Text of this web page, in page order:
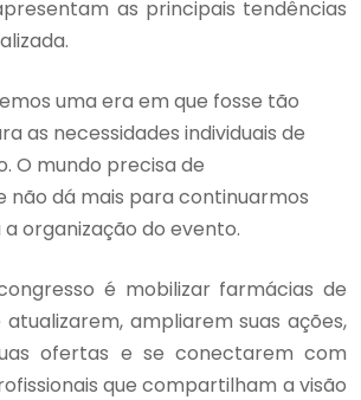
as principais tendências
uma era em que fosse tão
as necessidades individuais de
O mundo precisa de
não dá mais para continuarmos
a organização do evento.
é mobilizar farmácias de
ampliarem suas ações,
ofertas e se conectarem com
que compartilham a visão